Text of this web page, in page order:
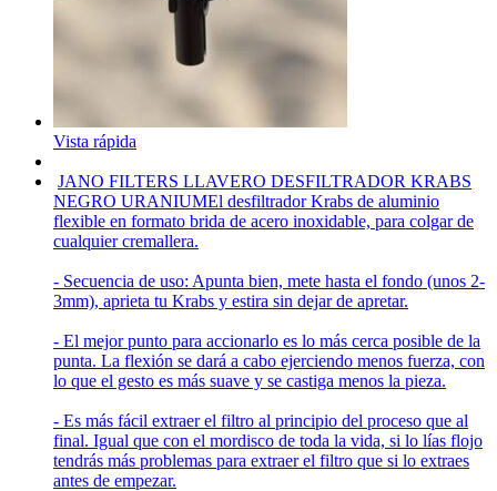
Vista rápida
JANO FILTERS LLAVERO DESFILTRADOR KRABS
NEGRO URANIUMEl desfiltrador Krabs de aluminio
flexible en formato brida de acero inoxidable, para colgar de
cualquier cremallera.
- Secuencia de uso: Apunta bien, mete hasta el fondo (unos 2-
3mm), aprieta tu Krabs y estira sin dejar de apretar.
- El mejor punto para accionarlo es lo más cerca posible de la
punta. La flexión se dará a cabo ejerciendo menos fuerza, con
lo que el gesto es más suave y se castiga menos la pieza.
- Es más fácil extraer el filtro al principio del proceso que al
final. Igual que con el mordisco de toda la vida, si lo lías flojo
tendrás más problemas para extraer el filtro que si lo extraes
antes de empezar.